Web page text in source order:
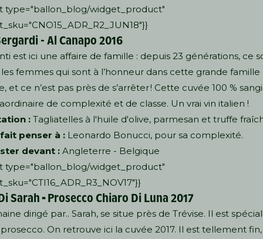
type="ballon_blog/widget_product"
- Al Canapo 2016
est ici une affaire de famille : depuis 23 générations, ce
femmes qui sont à l’honneur dans cette grande famille
et ce n’est pas près de s’arrêter ! Cette cuvée 100 %
de complexité et de classe. Un vrai vin italien !
:Tagliatelles à l'huile d'olive, parmesan et truffe
penser à :Leonardo Bonucci, pour sa complexité.
devant : Angleterre - Belgique
type="ballon_blog/widget_product"
Sarah-Prosecco Chiaro Di Luna 2017
dirigé par.. Sarah, se situe près de Trévise. Il est
On retrouve ici la cuvée 2017. Il est tellement fin,